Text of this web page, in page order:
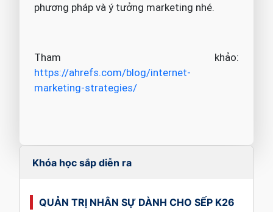
phương pháp và ý tưởng marketing nhé.
Tham khảo:
https://ahrefs.com/blog/internet-
marketing-strategies/
Khóa học sắp diễn ra
QUẢN TRỊ NHÂN SỰ DÀNH CHO SẾP K26